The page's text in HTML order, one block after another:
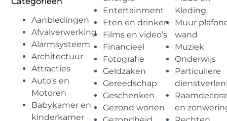
Aanbiedingen
Afvalverwerking
Alarmsysteem
Architectuur
Attracties
Auto's en
Motoren
Babykamer en
kinderkamer
Entertainment
Eten en drinken
Films en video’s
Financieel
Fotografie
Geldzaken
Gereedschap
Geschenken
Gezond wonen
Kleding
Muur
wand
Muziek
Onderwijs
Particuliere
en